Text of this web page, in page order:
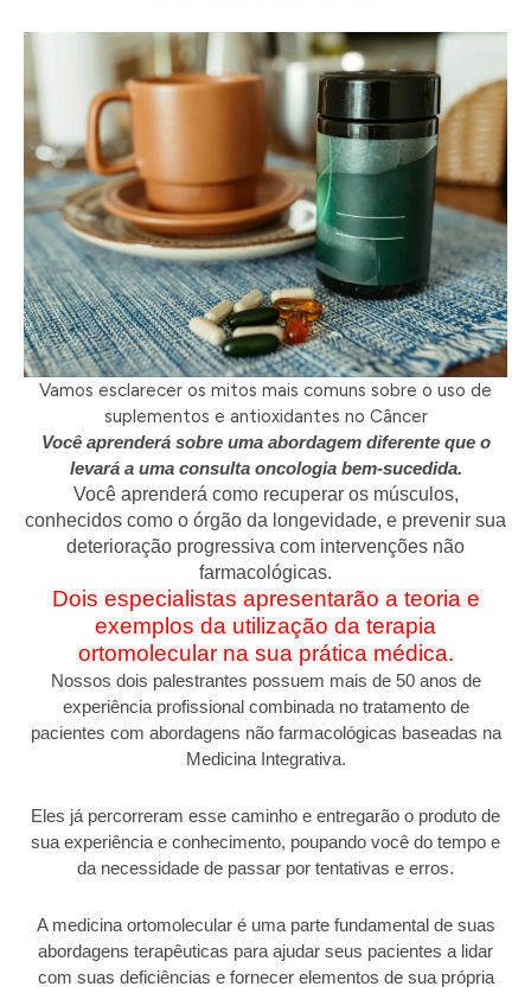
Vamos esclarecer os mitos mais comuns sobre o uso de
suplementos e antioxidantes no Câncer
Você aprenderá sobre uma abordagem diferente que o
levará a uma consulta oncologia bem-sucedida.
Você aprenderá como recuperar os músculos,
conhecidos como o órgão da longevidade, e prevenir sua
deterioração progressiva com intervenções não
farmacológicas.
Dois especialistas apresentarão a teoria e
exemplos da utilização da terapia
ortomolecular na sua prática médica.
Nossos dois palestrantes possuem mais de 50 anos de
experiência profissional combinada no tratamento de
pacientes com abordagens não farmacológicas baseadas na
Medicina Integrativa.
Eles já percorreram esse caminho e entregarão o produto de
sua experiência e conhecimento, poupando você do tempo e
da necessidade de passar por tentativas e erros.
A medicina ortomolecular é uma parte fundamental de suas
abordagens terapêuticas para ajudar seus pacientes a lidar
com suas deficiências e fornecer elementos de sua própria